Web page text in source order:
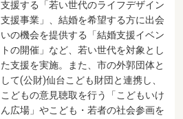
支援する「若い世代のライフデザイン
支援事業」、結婚を希望する方に出会
いの機会を提供する「結婚支援イベン
トの開催」など、若い世代を対象とし
た支援を実施。また、市の外郭団体と
して(公財)仙台こども財団と連携し、
こどもの意見聴取を行う「こどもいけ
ん広場」やこども・若者の社会参画を